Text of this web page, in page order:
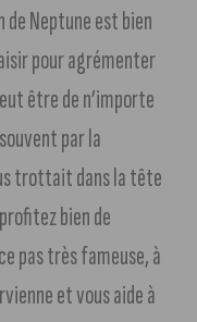
Neptune est bien
pour agrémenter
être de n’importe
par la
trottait dans la tête
bien de
pas très fameuse, à
et vous aide à